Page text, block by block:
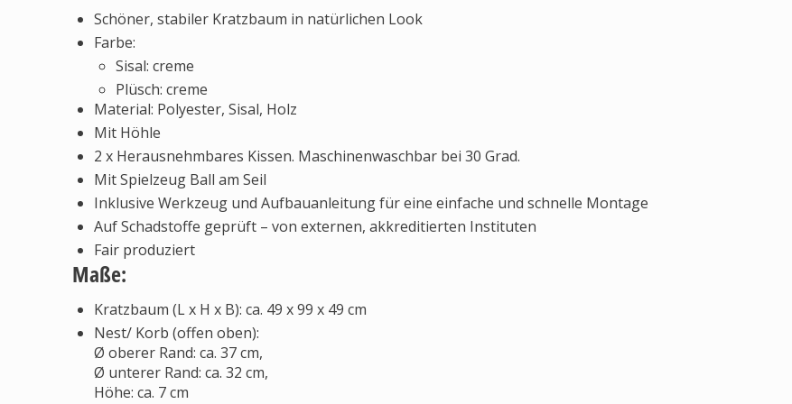
Schöner, stabiler Kratzbaum in natürlichen Look
Farbe:
Sisal: creme
Plüsch: creme
Material: Polyester, Sisal, Holz
Mit Höhle
2 x Herausnehmbares Kissen. Maschinenwaschbar bei 30 Grad.
Mit Spielzeug Ball am Seil
Inklusive Werkzeug und Aufbauanleitung für eine einfache und schnelle Montage
Auf Schadstoffe geprüft – von externen, akkreditierten Instituten
Fair produziert
Maße:
Kratzbaum (L x H x B): ca. 49 x 99 x 49 cm
Nest/ Korb (offen oben):
Ø oberer Rand: ca. 37 cm,
Ø unterer Rand: ca. 32 cm,
Höhe: ca. 7 cm